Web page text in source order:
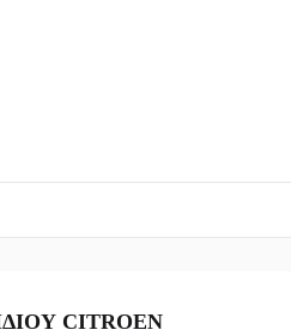
CITROEN